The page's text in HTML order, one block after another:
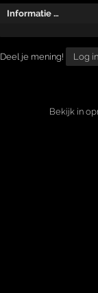
Informatie …
Deel je mening! Log in
Bekijk in